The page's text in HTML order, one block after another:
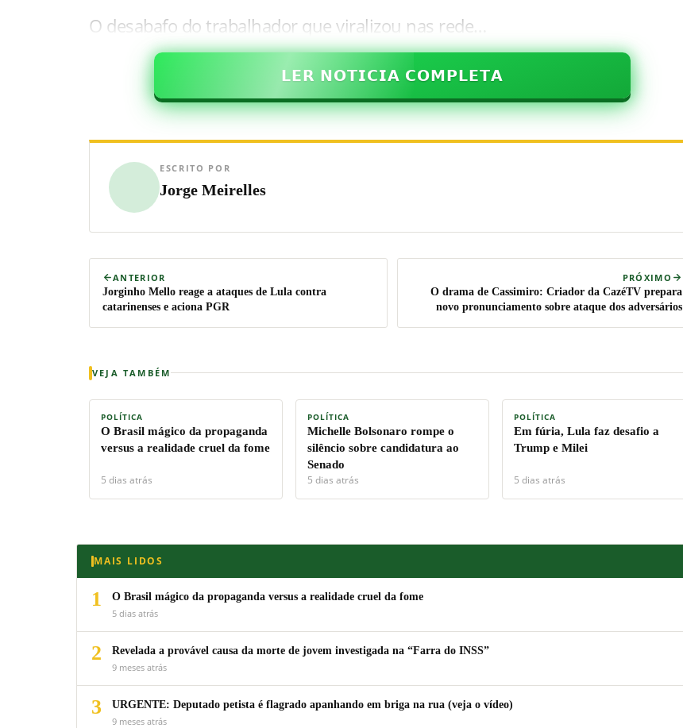
O desabafo do trabalhador que viralizou nas rede…
𝗟𝗘𝗥 𝗡𝗢𝗧𝗜𝗖𝗜𝗔 𝗖𝗢𝗠𝗣𝗟𝗘𝗧𝗔
ESCRITO POR
Jorge Meirelles
ANTERIOR
Jorginho Mello reage a ataques de Lula contra
catarinenses e aciona PGR
PRÓXIMO
O drama de Cassimiro: Criador da CazéTV prepara
novo pronunciamento sobre ataque dos adversários
VEJA TAMBÉM
POLÍTICA
O Brasil mágico da propaganda
versus a realidade cruel da fome
5 dias atrás
POLÍTICA
Michelle Bolsonaro rompe o
silêncio sobre candidatura ao
Senado
5 dias atrás
POLÍTICA
Em fúria, Lula faz desafio a
Trump e Milei
5 dias atrás
MAIS LIDOS
1
O Brasil mágico da propaganda versus a realidade cruel da fome
5 dias atrás
2
Revelada a provável causa da morte de jovem investigada na “Farra do INSS”
9 meses atrás
3
URGENTE: Deputado petista é flagrado apanhando em briga na rua (veja o vídeo)
9 meses atrás